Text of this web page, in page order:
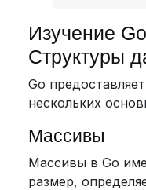
Изучение
Структуры
Go
нескольких
Массивы
Массивы в Go
размер,